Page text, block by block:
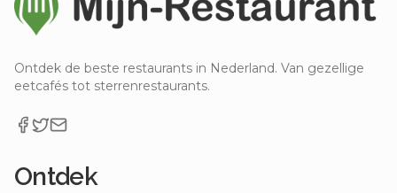
Ontdek de beste restaurants in Nederland. Van gezellige
eetcafés tot sterrenrestaurants.
Ontdek